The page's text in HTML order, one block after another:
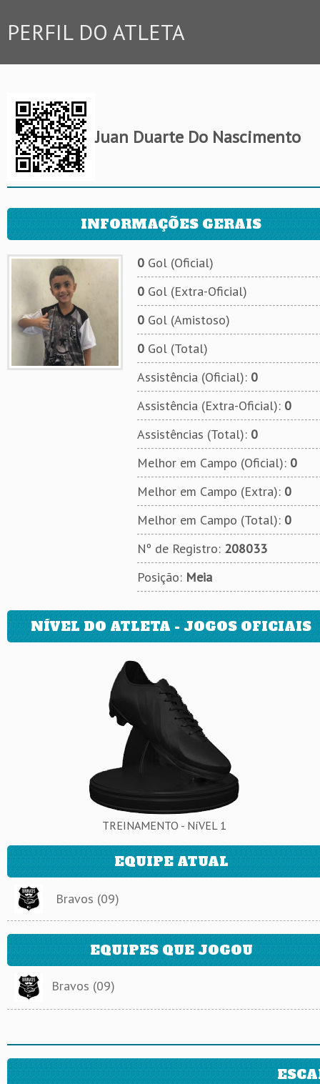
PERFIL DO ATLETA
Juan Duarte Do Nascimento
INFORMAÇÕES GERAIS
0Gol (Oficial)
0Gol (Extra-Oficial)
0Gol (Amistoso)
0Gol (Total)
Assistência (Oficial): 0
Assistência (Extra-Oficial): 0
Assistências (Total): 0
Melhor em Campo (Oficial): 0
Melhor em Campo (Extra): 0
Melhor em Campo (Total): 0
Nº de Registro: 208033
Posição: Meia
NÍVEL DO ATLETA - JOGOS OFICIAIS
TREINAMENTO - NíVEL 1
EQUIPE ATUAL
Bravos (09)
EQUIPES QUE JOGOU
Bravos (09)